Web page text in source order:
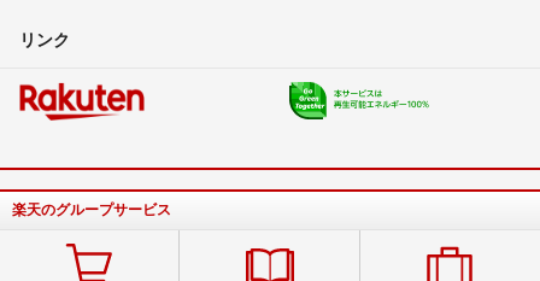
リンク
楽天のグループサービス